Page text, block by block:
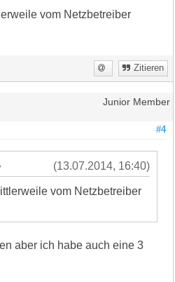
vom Netzbetreiber
Zitieren
Junior Member
#4
(13.07.2014, 16:40)
vom Netzbetreiber
aber ich habe auch eine 3